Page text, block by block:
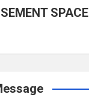
SPACE